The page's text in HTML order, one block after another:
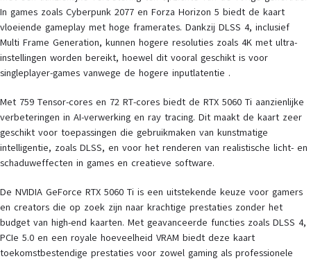
In games zoals Cyberpunk 2077 en Forza Horizon 5 biedt de kaart
vloeiende gameplay met hoge framerates. Dankzij DLSS 4, inclusief
Multi Frame Generation, kunnen hogere resoluties zoals 4K met ultra-
instellingen worden bereikt, hoewel dit vooral geschikt is voor
singleplayer-games vanwege de hogere inputlatentie .
Met 759 Tensor-cores en 72 RT-cores biedt de RTX 5060 Ti aanzienlijke
verbeteringen in AI-verwerking en ray tracing. Dit maakt de kaart zeer
geschikt voor toepassingen die gebruikmaken van kunstmatige
intelligentie, zoals DLSS, en voor het renderen van realistische licht- en
schaduweffecten in games en creatieve software.
De NVIDIA GeForce RTX 5060 Ti is een uitstekende keuze voor gamers
en creators die op zoek zijn naar krachtige prestaties zonder het
budget van high-end kaarten. Met geavanceerde functies zoals DLSS 4,
PCIe 5.0 en een royale hoeveelheid VRAM biedt deze kaart
toekomstbestendige prestaties voor zowel gaming als professionele